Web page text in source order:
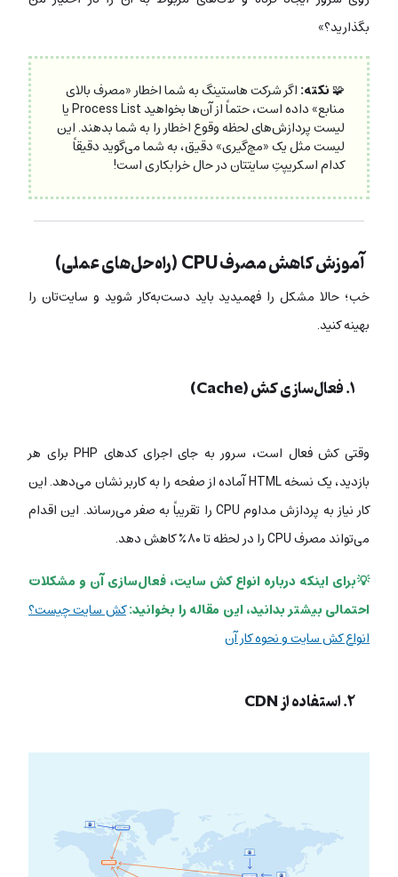
بگذارید؟»
🧩نکته:اگر شرکت هاستینگ به شما اخطار «مصرف بالای
منابع» داده است، حتماً از آن‌ها بخواهید Process List یا
لیست پردازش‌های لحظه وقوع اخطار را به شما بدهند. این
لیست مثل یک «مچ‌گیری» دقیق، به شما می‌گوید دقیقاً
کدام اسکریپتِ سایتتان در حال خرابکاری است!
آموزش کاهش مصرف CPU (راه‌حل‌های عملی)
خب؛ حالا مشکل را فهمیدید باید دست‌به‌کار شوید و سایت‌تان را
بهینه کنید.
۱. فعال‌سازی کش (Cache)
وقتی کش فعال است، سرور به جای اجرای کدهای PHP برای هر
بازدید، یک نسخه HTML آماده از صفحه را به کاربر نشان می‌دهد. این
کار نیاز به پردازش مداوم CPU را تقریباً به صفر می‌رساند. این اقدام
می‌تواند مصرف CPU را در لحظه تا ۸۰٪ کاهش دهد.
💡برای اینکه درباره انواع کش سایت، فعال‌سازی آن و مشکلات
احتمالی بیشتر بدانید، این مقاله را بخوانید:کش سایت چیست؟
انواع کش سایت و نحوه کار آن
۲. استفاده از CDN